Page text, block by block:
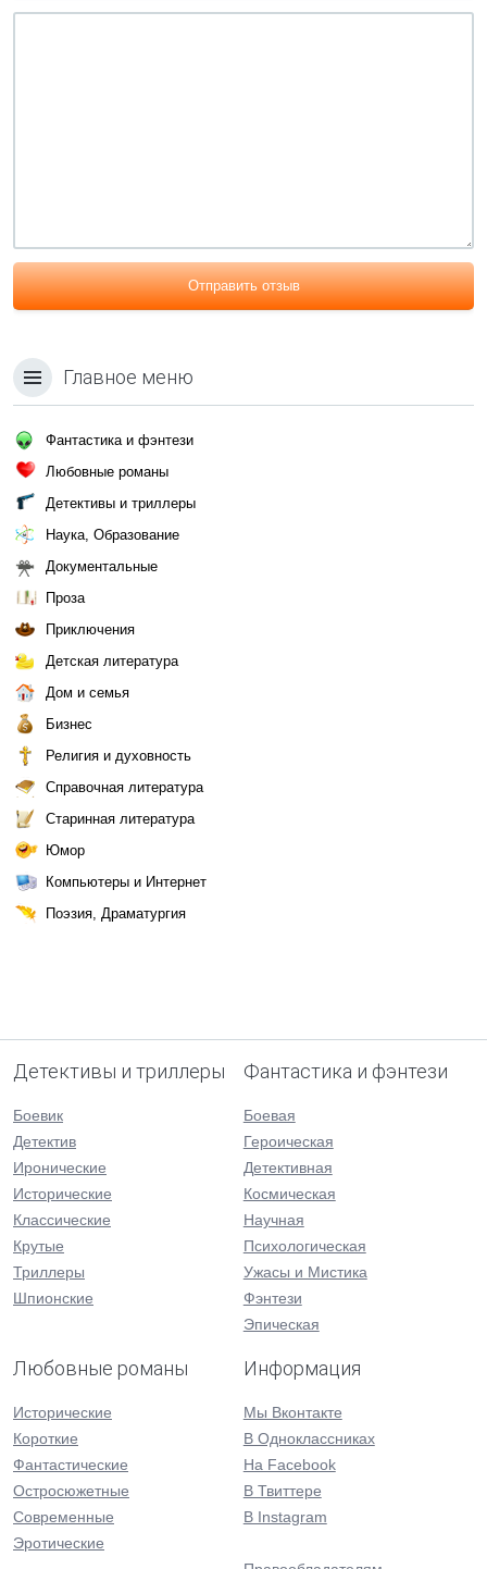
Отправить отзыв
Главное меню
Фантастика и фэнтези
Любовные романы
Детективы и триллеры
Наука, Образование
Документальные
Проза
Приключения
Детская литература
Дом и семья
Бизнес
Религия и духовность
Справочная литература
Старинная литература
Юмор
Компьютеры и Интернет
Поэзия, Драматургия
Детективы и триллеры
Боевик
Детектив
Иронические
Исторические
Классические
Крутые
Триллеры
Шпионские
Фантастика и фэнтези
Боевая
Героическая
Детективная
Космическая
Научная
Психологическая
Ужасы и Мистика
Фэнтези
Эпическая
Любовные романы
Исторические
Короткие
Фантастические
Остросюжетные
Современные
Эротические
Информация
Мы Вконтакте
В Одноклассниках
На Facebook
В Твиттере
В Instagram